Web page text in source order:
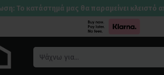
Το κατάστημά μας θα παραμείνει κλειστό